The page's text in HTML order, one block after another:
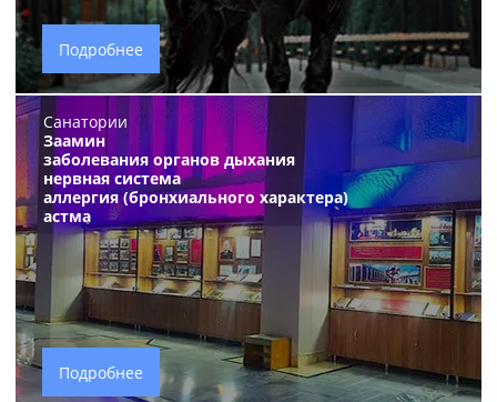
Подробнее
Санатории
Заамин
заболевания органов дыхания
нервная система
аллергия (бронхиального характера)
астма
Подробнее